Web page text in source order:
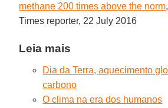
methane 200 times above the norm
Times reporter, 22 July 2016
Leia mais
Dia da Terra, aquecimento
carbono
O clima na era dos humanos